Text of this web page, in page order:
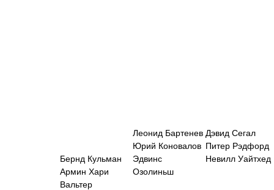
Бернд Кульман
Армин Хари
Вальтер
Леонид Бартенев
Юрий Коновалов
Эдвинс
Озолиньш
Дэвид Сегал
Питер Рэдфорд
Невилл Уайтхед